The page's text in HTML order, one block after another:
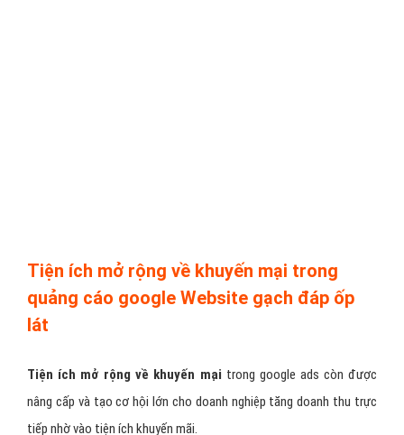
Tiện ích mở rộng về khuyến mại trong
quảng cáo google Website gạch đáp ốp
lát
Tiện ích mở rộng về khuyến mại trong google ads còn được
nâng cấp và tạo cơ hội lớn cho doanh nghiệp tăng doanh thu trực
tiếp nhờ vào tiện ích khuyến mãi.